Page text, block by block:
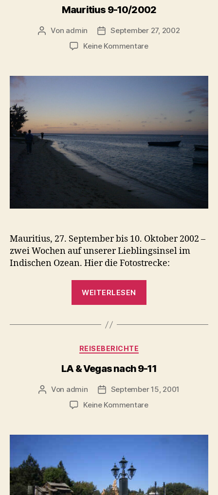
Vegas
Hawaii“
Mauritius 9-10/2002
Beitragsautor
Von admin Beitragsdatum
September 27, 2002
Keine Kommentarezu
10/2002
Mauritius, 27. September bis 10. Oktober 2002 –
zwei Wochen auf unserer Lieblingsinsel im
Indischen Ozean. Hier die Fotostrecke:
WEITERLESEN
Kategorien
REISEBERICHTE
LA & Vegas nach 9-11
Beitragsautor
Von admin Beitragsdatum
September 15, 2001
Keine Kommentarezu
Vegas